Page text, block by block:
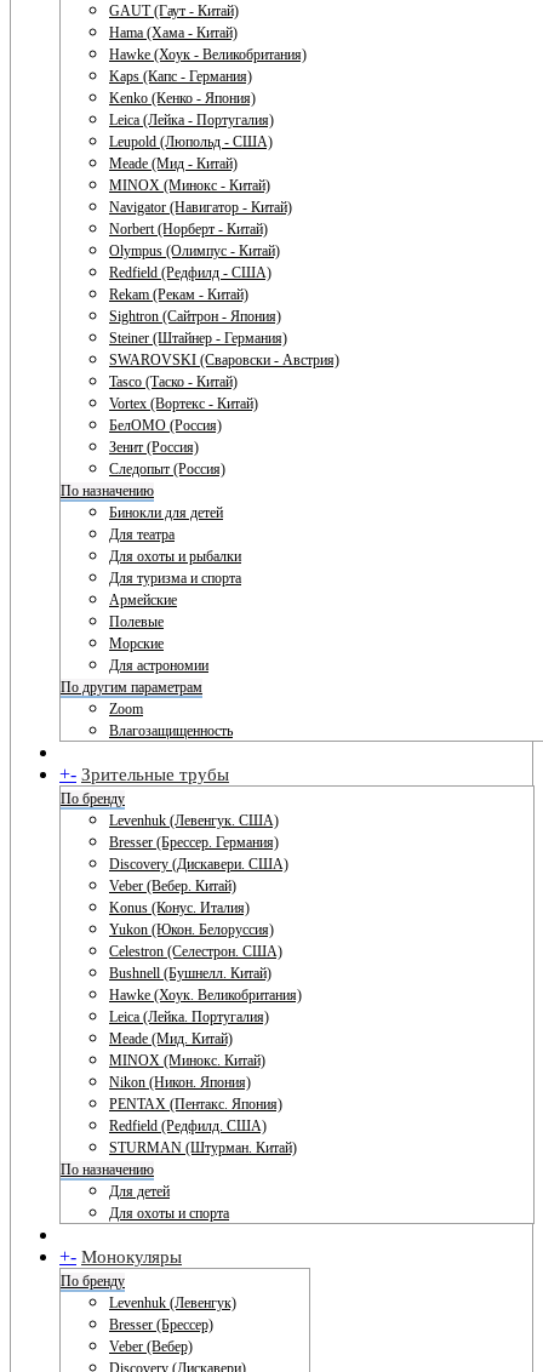
GAUT (Гаут - Китай)
Hama (Хама - Китай)
Hawke (Хоук - Великобритания)
Kaps (Капс - Германия)
Kenko (Кенко - Япония)
Leica (Лейка - Португалия)
Leupold (Люпольд - США)
Meade (Мид - Китай)
MINOX (Минокс - Китай)
Navigator (Навигатор - Китай)
Norbert (Норберт - Китай)
Olympus (Олимпус - Китай)
Redfield (Редфилд - США)
Rekam (Рекам - Китай)
Sightron (Сайтрон - Япония)
Steiner (Штайнер - Германия)
SWAROVSKI (Сваровски - Австрия)
Tasco (Таско - Китай)
Vortex (Вортекс - Китай)
БелОМО (Россия)
Зенит (Россия)
Следопыт (Россия)
По назначению
Бинокли для детей
Для театра
Для охоты и рыбалки
Для туризма и спорта
Армейские
Полевые
Морские
Для астрономии
По другим параметрам
Zoom
Влагозащищенность
+- Зрительные трубы
По бренду
Levenhuk (Левенгук. США)
Bresser (Брессер. Германия)
Discovery (Дискавери. США)
Veber (Вебер. Китай)
Konus (Конус. Италия)
Yukon (Юкон. Белоруссия)
Celestron (Селестрон. США)
Bushnell (Бушнелл. Китай)
Hawke (Хоук. Великобритания)
Leica (Лейка. Португалия)
Meade (Мид. Китай)
MINOX (Минокс. Китай)
Nikon (Никон. Япония)
PENTAX (Пентакс. Япония)
Redfield (Редфилд. США)
STURMAN (Штурман. Китай)
По назначению
Для детей
Для охоты и спорта
+- Монокуляры
По бренду
Levenhuk (Левенгук)
Bresser (Брессер)
Veber (Вебер)
Discovery (Дискавери)